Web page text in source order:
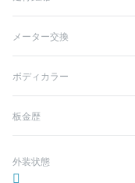
メーター交換
ボディカラー
板金歴
外装状態